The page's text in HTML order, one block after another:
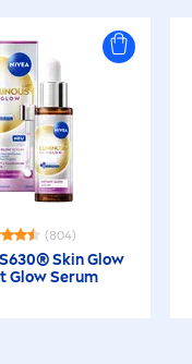
(804)
630®SkinGlow
Glow Serum